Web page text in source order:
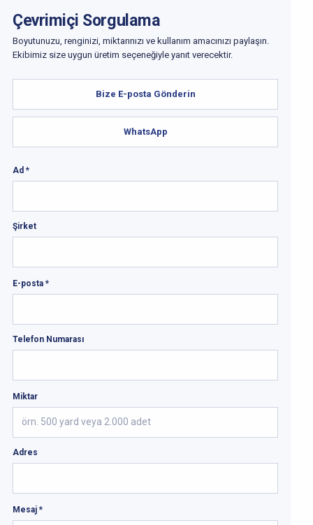
Çevrimiçi Sorgulama
Boyutunuzu, renginizi, miktarınızı ve kullanım amacınızı paylaşın.
Ekibimiz size uygun üretim seçeneğiyle yanıt verecektir.
Bize E-posta Gönderin
WhatsApp
Ad *
Şirket
E-posta *
Telefon Numarası
Miktar
Adres
Mesaj *